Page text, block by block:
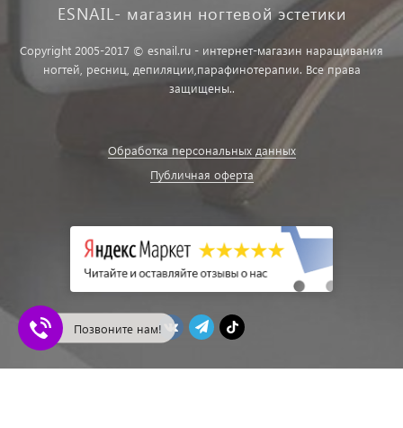
ESNAIL- магазин ногтевой эстетики
Copyright 2005-2017 © esnail.ru - интернет-магазин наращивания
ногтей, ресниц, депиляции,парафинотерапии. Все права
защищены..
Обработка персональных данных
Публичная оферта
Позвоните нам!